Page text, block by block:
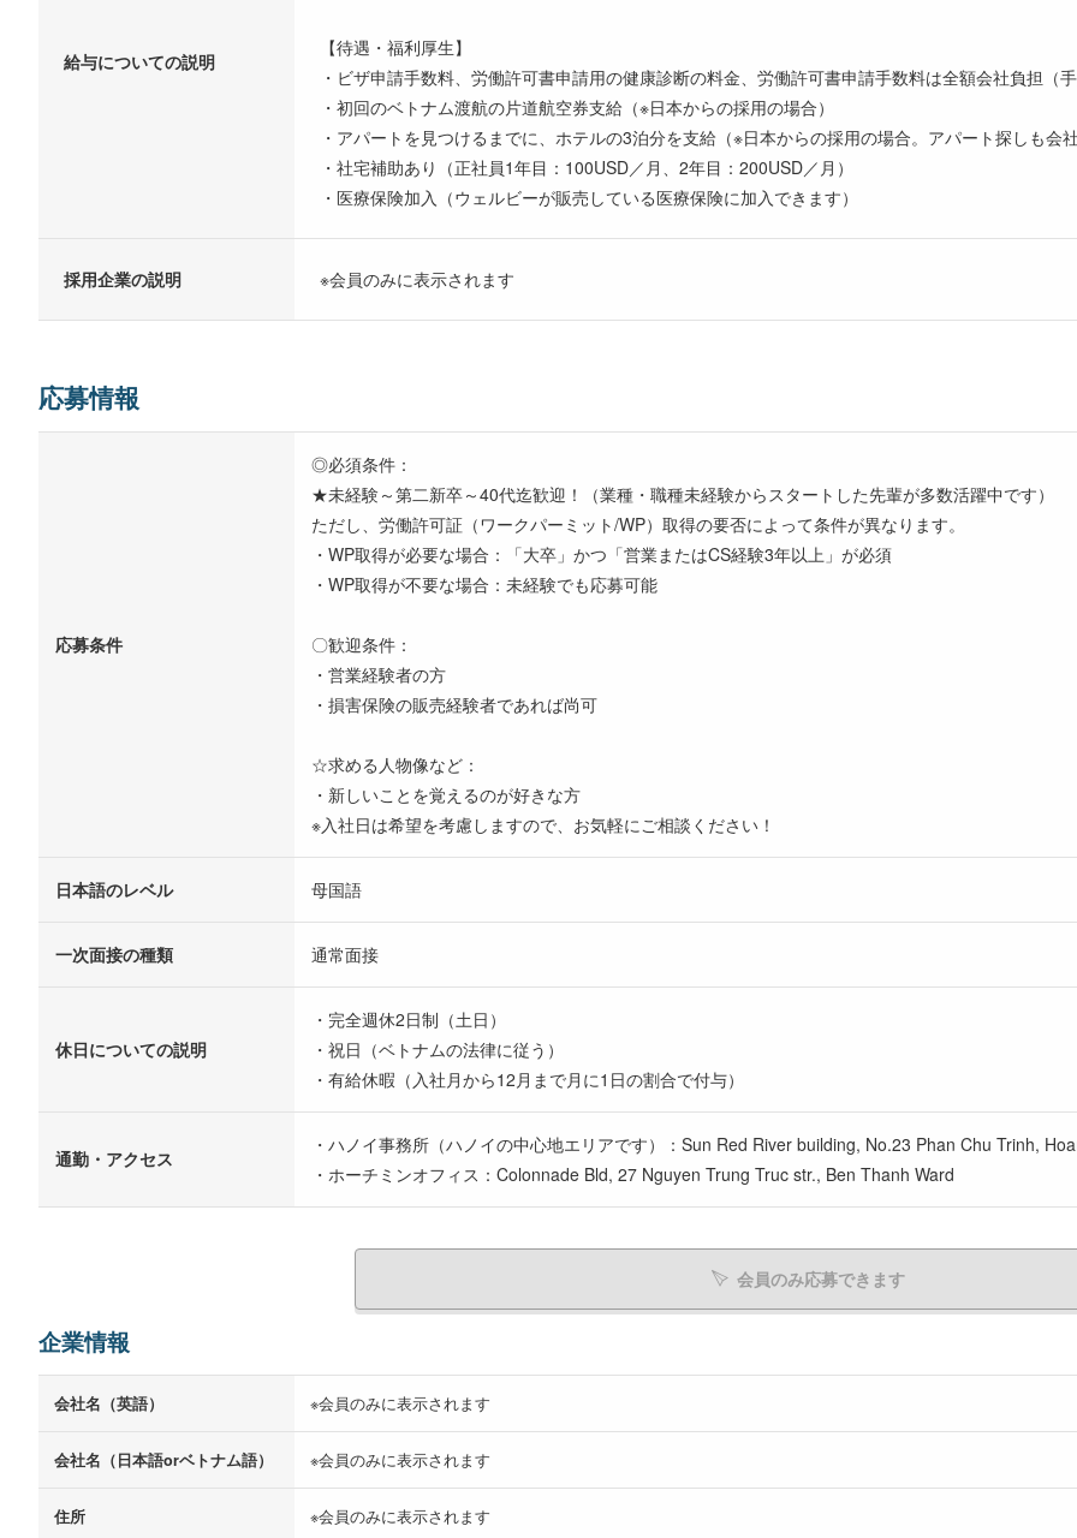
給与についての説明
【待遇・福利厚生】
・ビザ申請手数料、労働許可書申請用の健康診断の料金、労働許可書申請手数料は全額会社負担（
・初回のベトナム渡航の片道航空券支給（※日本からの採用の場合）
・アパートを見つけるまでに、ホテルの3泊分を支給（※日本からの採用の場合。アパート探しも会
・社宅補助あり（正社員1年目：100USD／月、2年目：200USD／月）
・医療保険加入（ウェルビーが販売している医療保険に加入できます）
採用企業の説明 ※会員のみに表示されます
応募情報
応募条件
◎必須条件：
★未経験～第二新卒～40代迄歓迎！（業種・職種未経験からスタートした先輩が多数活躍中です）
ただし、労働許可証（ワークパーミット/WP）取得の要否によって条件が異なります。
・WP取得が必要な場合：「大卒」かつ「営業またはCS経験3年以上」が必須
・WP取得が不要な場合：未経験でも応募可能
〇歓迎条件：
・営業経験者の方
・損害保険の販売経験者であれば尚可
☆求める人物像など：
・新しいことを覚えるのが好きな方
※入社日は希望を考慮しますので、お気軽にご相談ください！
日本語のレベル 母国語
一次面接の種類 通常面接
休日についての説明
・完全週休2日制（土日）
・祝日（ベトナムの法律に従う）
・有給休暇（入社月から12月まで月に1日の割合で付与）
通勤・アクセス
・ハノイ事務所（ハノイの中心地エリアです）：Sun Red River building, No.23 Phan Chu Trinh,
・ホーチミンオフィス：Colonnade Bld, 27 Nguyen Trung Truc str., Ben Thanh Ward
会員のみ応募できます
企業情報
会社名（英語） ※会員のみに表示されます
会社名（日本語orベトナム語） ※会員のみに表示されます
住所 ※会員のみに表示されます